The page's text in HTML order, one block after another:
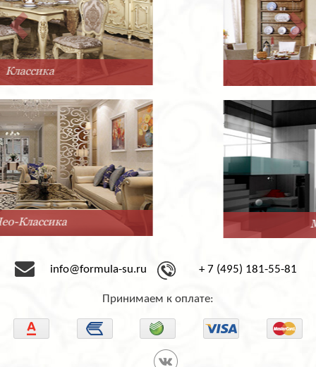
Минимализм
info@formula-su.ru + 7 (495) 181-55-81
Принимаем к оплате: